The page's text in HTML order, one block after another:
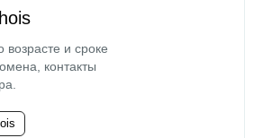
и сроке
контакты